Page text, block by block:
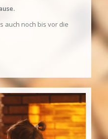
auch noch bis vor die